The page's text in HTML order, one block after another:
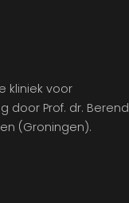
kliniek voor
door Prof. dr. Berend
(Groningen).